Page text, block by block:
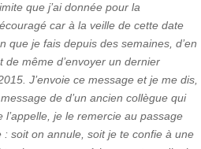
que j’ai donnée pour la
car à la veille de cette date
que je fais depuis des semaines, d’en
même d’envoyer un dernier
J’envoie ce message et je me dis,
de d’un ancien collègue qui
je le remercie au passage
soit on annule, soit je te confie à une